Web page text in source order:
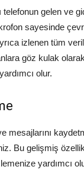
gelen ve
sayesinde
izlenen tüm
göz kulak
olur.
mesajlarını
Bu gelişmiş
yardımcı